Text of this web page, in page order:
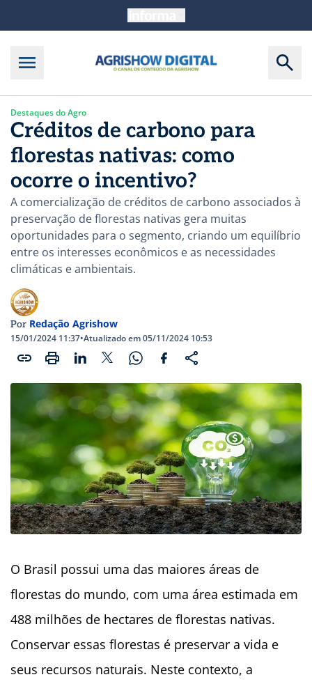
Destaques do Agro
Créditos de carbono para
florestas nativas: como
ocorre o incentivo?
A comercialização de créditos de carbono associados à
preservação de florestas nativas gera muitas
oportunidades para o segmento, criando um equilíbrio
entre os interesses econômicos e as necessidades
climáticas e ambientais.
Por Redação Agrishow
15/01/2024 11:37•Atualizado em 05/11/2024 10:53
O Brasil possui uma das maiores áreas de
florestas do mundo, com uma área estimada em
488 milhões de hectares de florestas nativas.
Conservar essas florestas é preservar a vida e
seus recursos naturais. Neste contexto, a